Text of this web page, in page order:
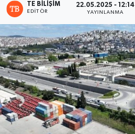
TE BILIŞIM
EDITÖR
22.05.2025 - 12:14
YAYINLANMA